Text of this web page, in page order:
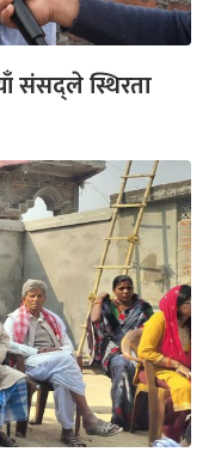
संसद्ले स्थिरता